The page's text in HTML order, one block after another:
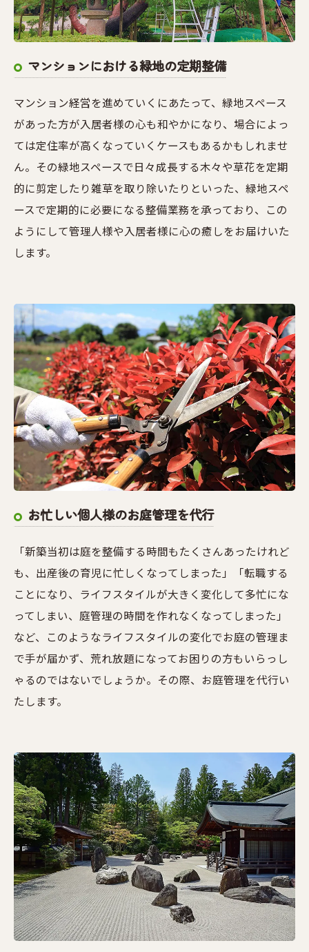
マンションにおける緑地の定期整備
マンション経営を進めていくにあたって、緑地スペース
があった方が入居者様の心も和やかになり、場合によっ
ては定住率が高くなっていくケースもあるかもしれませ
ん。その緑地スペースで日々成長する木々や草花を定期
的に剪定したり雑草を取り除いたりといった、緑地スペ
ースで定期的に必要になる整備業務を承っており、この
ようにして管理人様や入居者様に心の癒しをお届けいた
します。
お忙しい個人様のお庭管理を代行
「新築当初は庭を整備する時間もたくさんあったけれど
も、出産後の育児に忙しくなってしまった」「転職する
ことになり、ライフスタイルが大きく変化して多忙にな
ってしまい、庭管理の時間を作れなくなってしまった」
など、このようなライフスタイルの変化でお庭の管理ま
で手が届かず、荒れ放題になってお困りの方もいらっし
ゃるのではないでしょうか。その際、お庭管理を代行い
たします。